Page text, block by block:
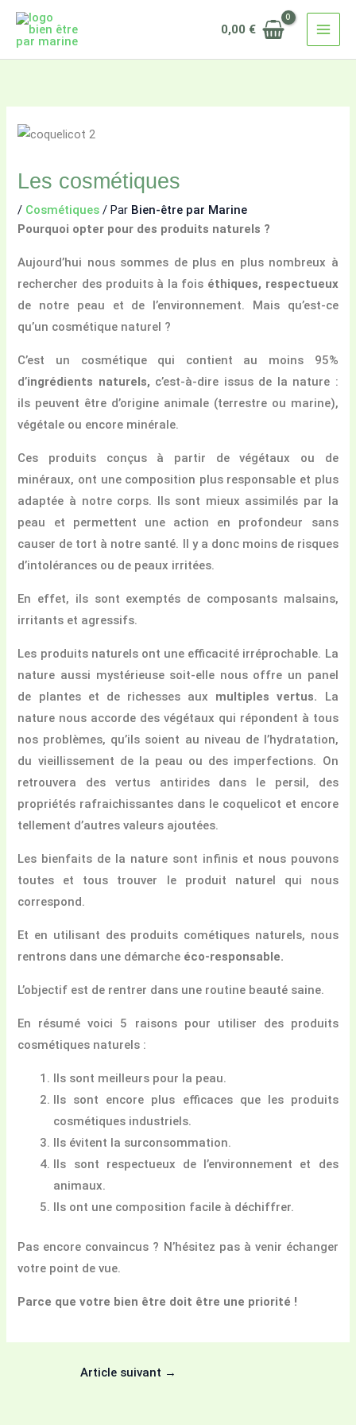
Aller
contenu
0,00 €
Les cosmétiques
/ Cosmétiques / Par Bien-être par Marine
Pourquoi opter pour des produits naturels ?
Aujourd’hui nous sommes de plus en plus nombreux à
rechercher des produits à la fois éthiques, respectueux
de notre peau et de l’environnement. Mais qu’est-ce
qu’un cosmétique naturel ?
C’est un cosmétique qui contient au moins 95%
d’ingrédients naturels, c’est-à-dire issus de la nature :
ils peuvent être d’origine animale (terrestre ou marine),
végétale ou encore minérale.
Ces produits conçus à partir de végétaux ou de
minéraux, ont une composition plus responsable et plus
adaptée à notre corps. Ils sont mieux assimilés par la
peau et permettent une action en profondeur sans
causer de tort à notre santé. Il y a donc moins de risques
d’intolérances ou de peaux irritées.
En effet, ils sont exemptés de composants malsains,
irritants et agressifs.
Les produits naturels ont une efficacité irréprochable. La
nature aussi mystérieuse soit-elle nous offre un panel
de plantes et de richesses aux multiples vertus. La
nature nous accorde des végétaux qui répondent à tous
nos problèmes, qu’ils soient au niveau de l’hydratation,
du vieillissement de la peau ou des imperfections. On
retrouvera des vertus antirides dans le persil, des
propriétés rafraichissantes dans le coquelicot et encore
tellement d’autres valeurs ajoutées.
Les bienfaits de la nature sont infinis et nous pouvons
toutes et tous trouver le produit naturel qui nous
correspond.
Et en utilisant des produits cométiques naturels, nous
rentrons dans une démarche éco-responsable.
L’objectif est de rentrer dans une routine beauté saine.
En résumé voici 5 raisons pour utiliser des produits
cosmétiques naturels :
Ils sont meilleurs pour la peau.
Ils sont encore plus efficaces que les produits
cosmétiques industriels.
Ils évitent la surconsommation.
Ils sont respectueux de l’environnement et des
animaux.
Ils ont une composition facile à déchiffrer.
Pas encore convaincus ? N’hésitez pas à venir échanger
votre point de vue.
Parce que votre bien être doit être une priorité !
Article suivant →